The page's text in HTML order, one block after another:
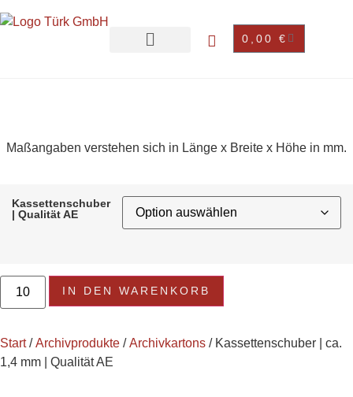
0,00 €
Maßangaben verstehen sich in Länge x Breite x Höhe in mm.
Kassettenschuber
| Qualität AE
IN DEN WARENKORB
Start/Archivprodukte /Archivkartons / Kassettenschuber | ca.
1,4 mm | Qualität AE